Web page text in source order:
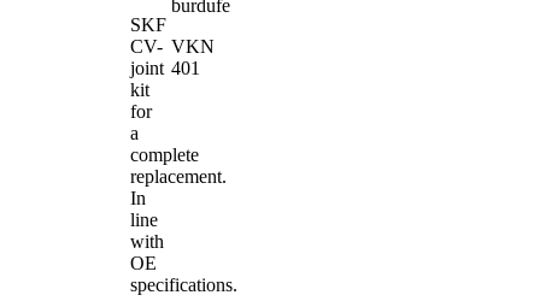
SKF
CV-
joint
kit
for
a
complete
replacement.
In
line
with
OE
specifications.
burdufe
VKN
401